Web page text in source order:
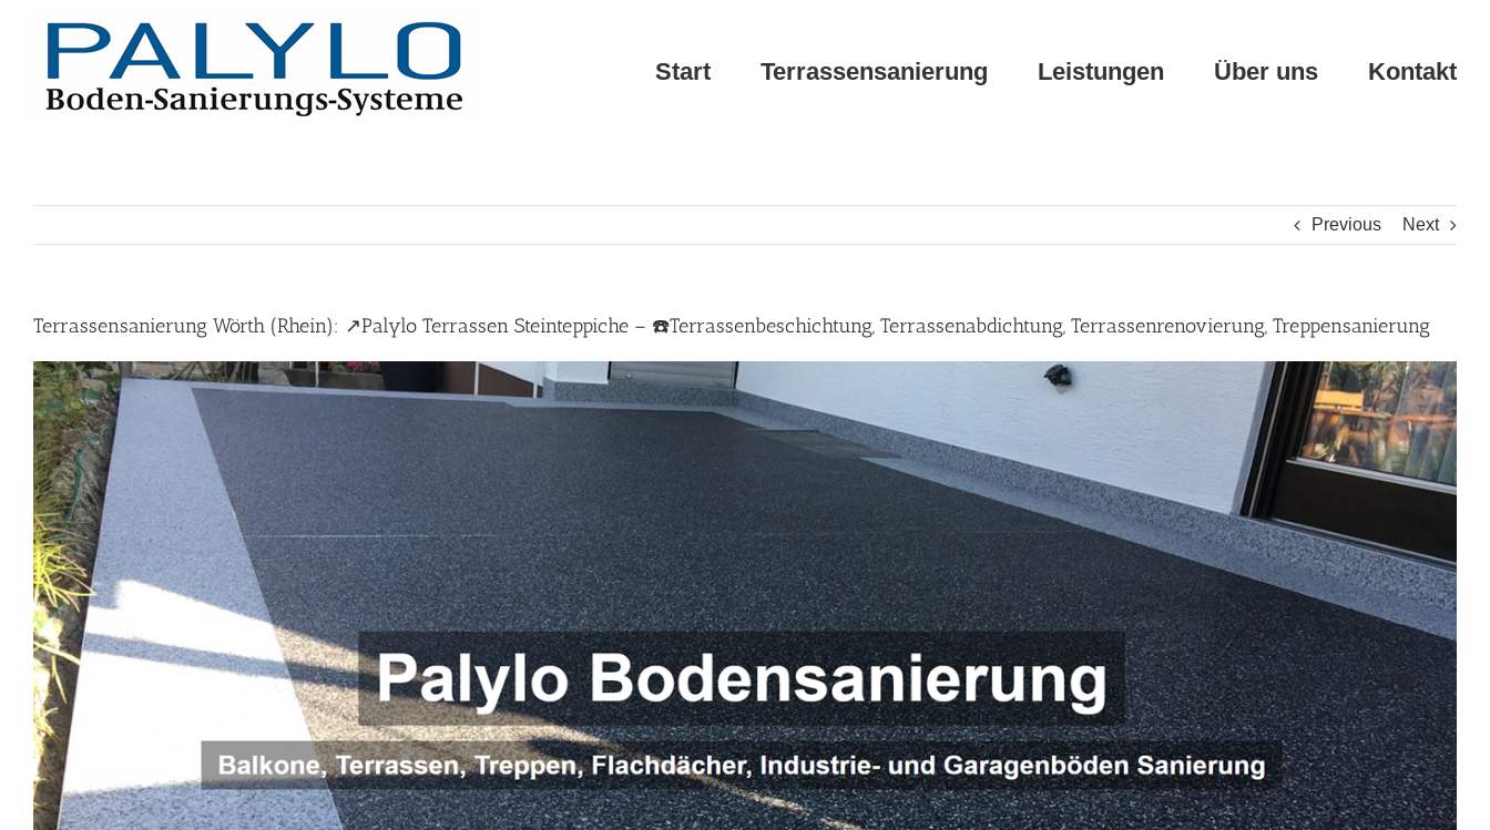
Start Terrassensanierung Leistungen Über uns Kontakt
Previous Next
Terrassensanierung Wörth (Rhein): ↗️Palylo Terrassen Steinteppiche – ☎️Terrassenbeschichtung, Terrassenabdichtung, Terrassenrenovierung, Treppensanierung